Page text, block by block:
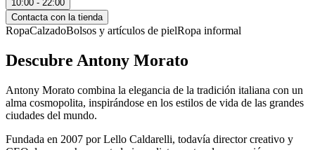
10:00 - 22:00
Contacta con la tienda
RopaCalzadoBolsos y artículos de pielRopa informal
Descubre Antony Morato
Antony Morato combina la elegancia de la tradición italiana con un
alma cosmopolita, inspirándose en los estilos de vida de las grandes
ciudades del mundo.
Fundada en 2007 por Lello Caldarelli, todavía director creativo y